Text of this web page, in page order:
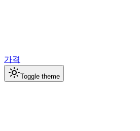
가격
Toggle theme